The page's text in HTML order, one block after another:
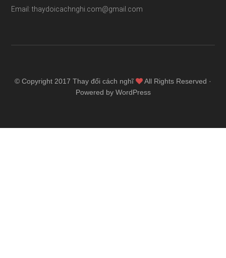
Email: thaydoicachnghi.com@gmail.com
© Copyright 2017 Thay đổi cách nghĩ
All Rights Reserved ·
Powered by WordPress